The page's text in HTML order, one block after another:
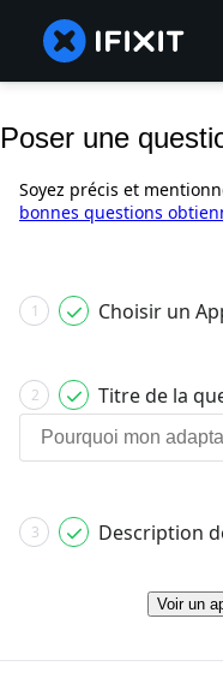
Poser une
Soyez précis et
bonnes questions
1 Choisir un
2 Titre de la
3 Description
Voir un